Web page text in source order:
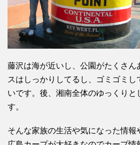
藤沢は海が近いし、公園がたくさん
スはしっかりしてるし、ゴミゴミし
いです。後、湘南全体のゆっくりと
す。
そんな家族の生活や気になった情報